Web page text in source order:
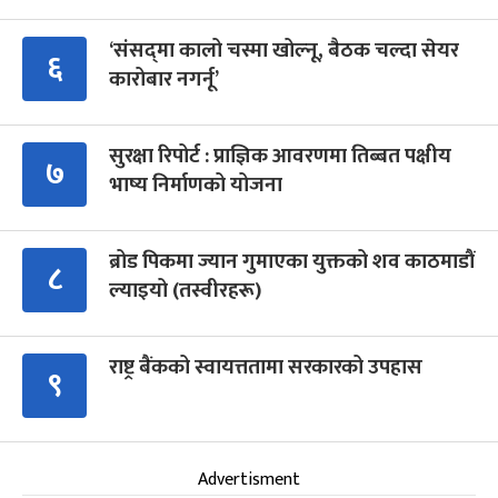
६
‘संसद्‍मा कालो चस्मा खोल्नू, बैठक चल्दा सेयर
कारोबार नगर्नू’
७
सुरक्षा रिपोर्ट : प्राज्ञिक आवरणमा तिब्बत पक्षीय
भाष्य निर्माणको योजना
८
ब्रोड पिकमा ज्यान गुमाएका युक्तको शव काठमाडौं
ल्याइयो (तस्वीरहरू)
९ राष्ट्र बैंकको स्वायत्ततामा सरकारको उपहास
Advertisment